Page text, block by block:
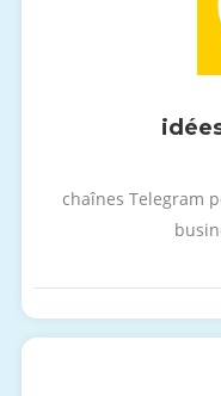
chaînes Telegram